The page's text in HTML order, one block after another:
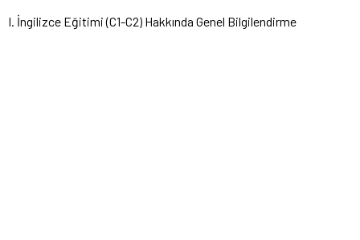
I. İngilizce Eğitimi (C1-C2) Hakkında Genel Bilgilendirme